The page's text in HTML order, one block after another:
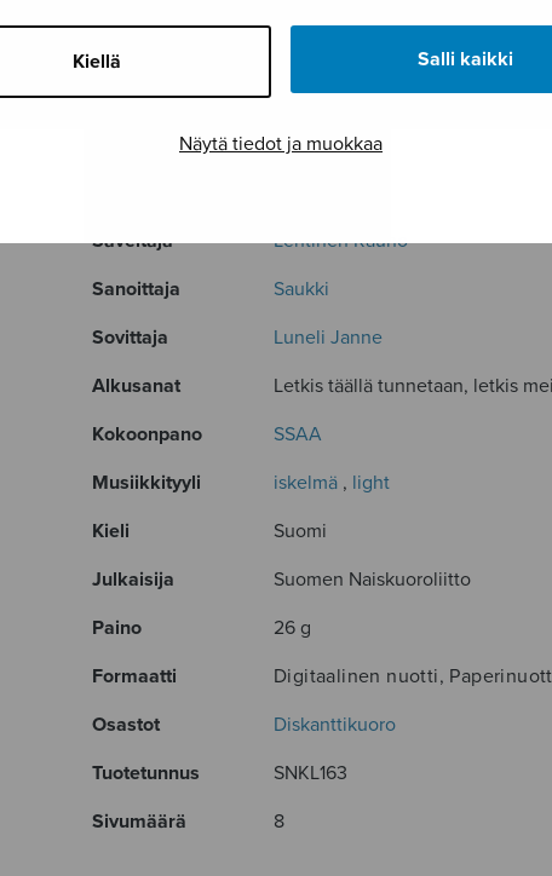
Kiellä Salli kaikki
Näytä tiedot ja muokkaa
Säveltäjä
Lehtinen Rauno
Sanoittaja
Saukki
Sovittaja
Luneli Janne
Alkusanat
Letkis täällä tunnetaan, letkis
Kokoonpano
SSAA
Musiikkityyli
iskelmä , light
Kieli
Suomi
Julkaisija
Suomen Naiskuoroliitto
Paino
26 g
Formaatti
Digitaalinen nuotti,
Osastot
Diskanttikuoro
Tuotetunnus
SNKL163
Sivumäärä
8